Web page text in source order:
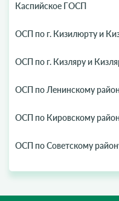
Каспийское ГОСП
ОСП по г. Кизилюрту и
ОСП по г. Кизляру и
ОСП по Ленинскому
ОСП по Кировскому
ОСП по Советскому